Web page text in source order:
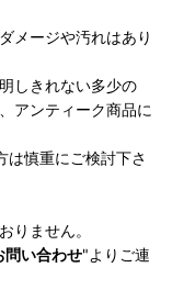
メージや汚れはあり
しきれない多少の
アンティーク商品に
は慎重にご検討下さ
りません。
問い合わせ"よりご連